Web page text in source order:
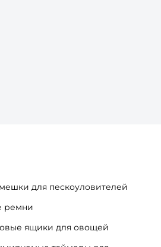
для пескоуловителей
ремни
ящики для овощей